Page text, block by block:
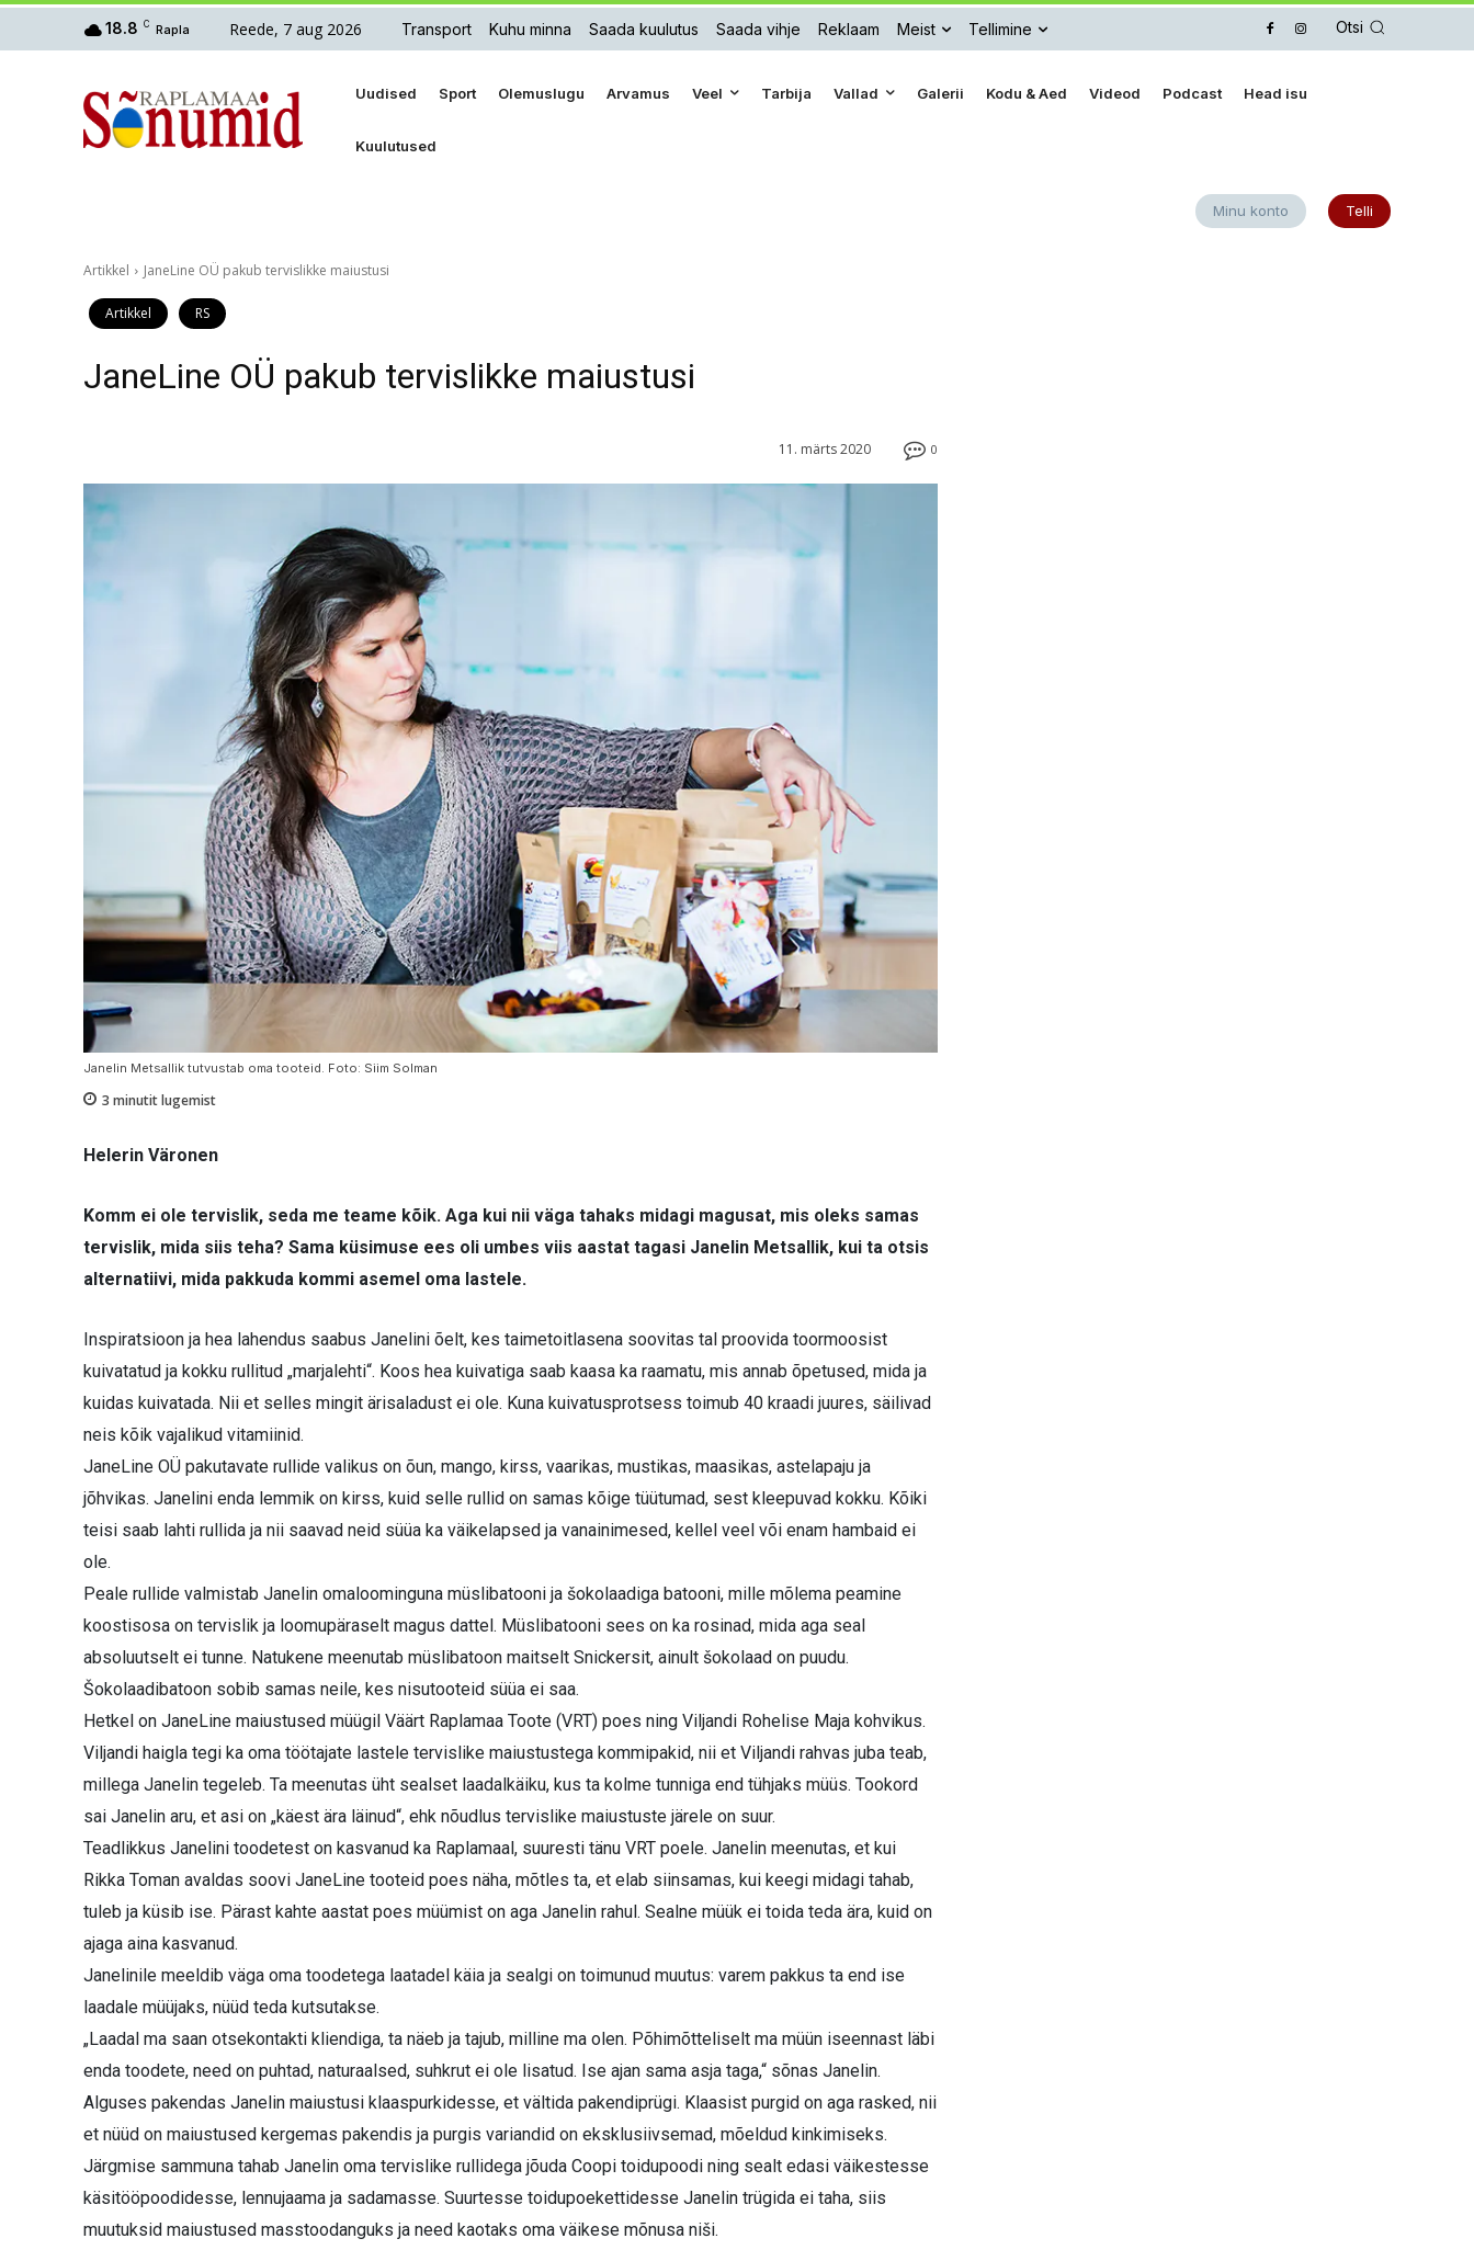
18.8 C Rapla Reede, 7 aug 2026 Transport Kuhu minna Saada kuulutus Saada vihje Reklaam Meist Tellimine Otsi
Uudised Sport Olemuslugu Arvamus Veel Tarbija Vallad Galerii Kodu & Aed Videod Podcast Head isu
Kuulutused
Minu konto Telli
Artikkel JaneLine OÜ pakub tervislikke maiustusi
Artikkel RS
JaneLine OÜ pakub tervislikke maiustusi
0
11. märts 2020
Janelin Metsallik tutvustab oma tooteid. Foto: Siim Solman
3 minutit lugemist
Helerin Väronen
Komm ei ole tervislik, seda me teame kõik. Aga kui nii väga tahaks midagi magusat, mis oleks samas
tervislik, mida siis teha? Sama küsimuse ees oli umbes viis aastat tagasi Janelin Metsallik, kui ta otsis
alternatiivi, mida pakkuda kommi asemel oma lastele.
Inspiratsioon ja hea lahendus saabus Janelini õelt, kes taimetoitlasena soovitas tal proovida toormoosist
kuivatatud ja kokku rullitud „marjalehti“. Koos hea kuivatiga saab kaasa ka raamatu, mis annab õpetused, mida ja
kuidas kuivatada. Nii et selles mingit ärisaladust ei ole. Kuna kuivatusprotsess toimub 40 kraadi juures, säilivad
neis kõik vajalikud vitamiinid.
JaneLine OÜ pakutavate rullide valikus on õun, mango, kirss, vaarikas, mustikas, maasikas, astelapaju ja
jõhvikas. Janelini enda lemmik on kirss, kuid selle rullid on samas kõige tüütumad, sest kleepuvad kokku. Kõiki
teisi saab lahti rullida ja nii saavad neid süüa ka väikelapsed ja vanainimesed, kellel veel või enam hambaid ei
ole.
Peale rullide valmistab Janelin omaloominguna müslibatooni ja šokolaadiga batooni, mille mõlema peamine
koostisosa on tervislik ja loomupäraselt magus dattel. Müslibatooni sees on ka rosinad, mida aga seal
absoluutselt ei tunne. Natukene meenutab müslibatoon maitselt Snickersit, ainult šokolaad on puudu.
Šokolaadibatoon sobib samas neile, kes nisutooteid süüa ei saa.
Hetkel on JaneLine maiustused müügil Väärt Raplamaa Toote (VRT) poes ning Viljandi Rohelise Maja kohvikus.
Viljandi haigla tegi ka oma töötajate lastele tervislike maiustustega kommipakid, nii et Viljandi rahvas juba teab,
millega Janelin tegeleb. Ta meenutas üht sealset laadalkäiku, kus ta kolme tunniga end tühjaks müüs. Tookord
sai Janelin aru, et asi on „käest ära läinud“, ehk nõudlus tervislike maiustuste järele on suur.
Teadlikkus Janelini toodetest on kasvanud ka Raplamaal, suuresti tänu VRT poele. Janelin meenutas, et kui
Rikka Toman avaldas soovi JaneLine tooteid poes näha, mõtles ta, et elab siinsamas, kui keegi midagi tahab,
tuleb ja küsib ise. Pärast kahte aastat poes müümist on aga Janelin rahul. Sealne müük ei toida teda ära, kuid on
ajaga aina kasvanud.
Janelinile meeldib väga oma toodetega laatadel käia ja sealgi on toimunud muutus: varem pakkus ta end ise
laadale müüjaks, nüüd teda kutsutakse.
„Laadal ma saan otsekontakti kliendiga, ta näeb ja tajub, milline ma olen. Põhimõtteliselt ma müün iseennast läbi
enda toodete, need on puhtad, naturaalsed, suhkrut ei ole lisatud. Ise ajan sama asja taga,“ sõnas Janelin.
Alguses pakendas Janelin maiustusi klaaspurkidesse, et vältida pakendiprügi. Klaasist purgid on aga rasked, nii
et nüüd on maiustused kergemas pakendis ja purgis variandid on eksklusiivsemad, mõeldud kinkimiseks.
Järgmise sammuna tahab Janelin oma tervislike rullidega jõuda Coopi toidupoodi ning sealt edasi väikestesse
käsitööpoodidesse, lennujaama ja sadamasse. Suurtesse toidupoekettidesse Janelin trügida ei taha, siis
muutuksid maiustused masstoodanguks ja need kaotaks oma väikese mõnusa niši.